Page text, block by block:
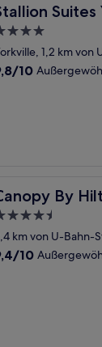
Suites
Suites
1,2 km
10
By
By Hilton
km von U-Bahn-
10